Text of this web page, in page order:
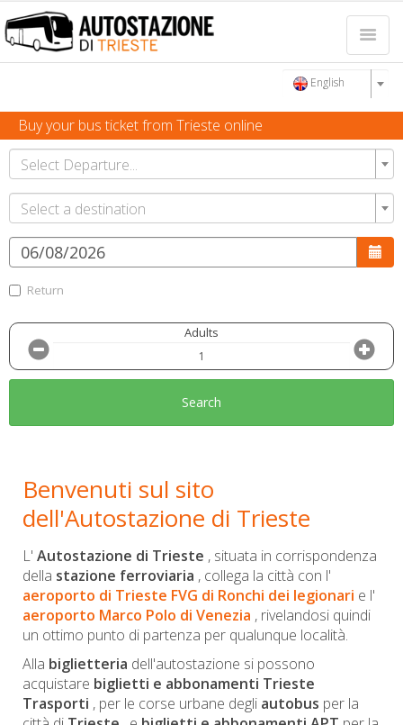
English
Buy your bus ticket from Trieste online
Select Departure...
Select a destination
Return
Adults
Search
Benvenuti sul sito
dell'Autostazione di Trieste
L' Autostazione di Trieste , situata in corrispondenza
della stazione ferroviaria , collega la città con l'
aeroporto di Trieste FVG di Ronchi dei legionari e l'
aeroporto Marco Polo di Venezia , rivelandosi quindi
un ottimo punto di partenza per qualunque località.
Alla biglietteria dell'autostazione si possono
acquistare biglietti e abbonamenti Trieste
Trasporti , per le corse urbane degli autobus per la